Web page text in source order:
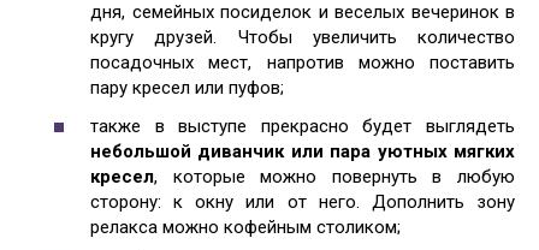
дня, семейных посиделок и веселых вечеринок в
кругу друзей. Чтобы увеличить количество
посадочных мест, напротив можно поставить
пару кресел или пуфов;
также в выступе прекрасно будет выглядеть
небольшой диванчик или пара уютных мягких
кресел, которые можно повернуть в любую
сторону: к окну или от него. Дополнить зону
релакса можно кофейным столиком;